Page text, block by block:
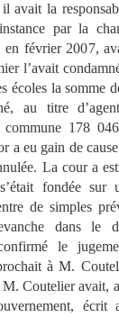
avait la
par la
en février 2007,
l’avait
écoles la somme
au titre
178
a eu gain de
La cour a
fondée sur
de simples
dans le
le
à M.
Coutelier avait,